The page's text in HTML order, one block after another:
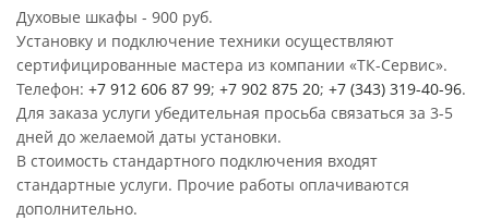
Духовые шкафы - 900 руб.
Установку и подключение техники осуществляют
сертифицированные мастера из компании «ТК-Сервис».
Телефон: +7 912 606 87 99; +7 902 875 20; +7 (343) 319-40-96.
Для заказа услуги убедительная просьба связаться за 3-5
дней до желаемой даты установки.
В стоимость стандартного подключения входят
стандартные услуги. Прочие работы оплачиваются
дополнительно.